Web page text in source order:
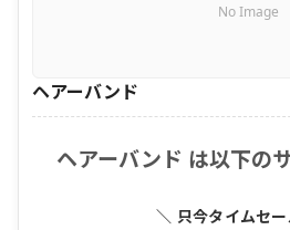
No Image
ヘアーバンド
ヘアーバンド は以下の
＼ 只今タイムセ